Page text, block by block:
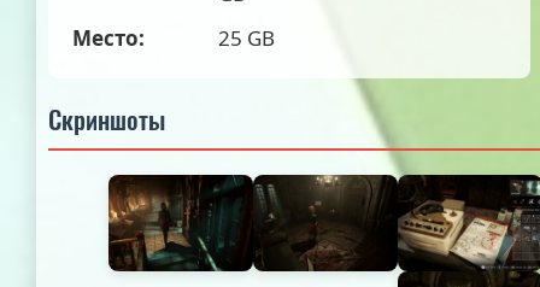
Место:
25 GB
Скриншоты